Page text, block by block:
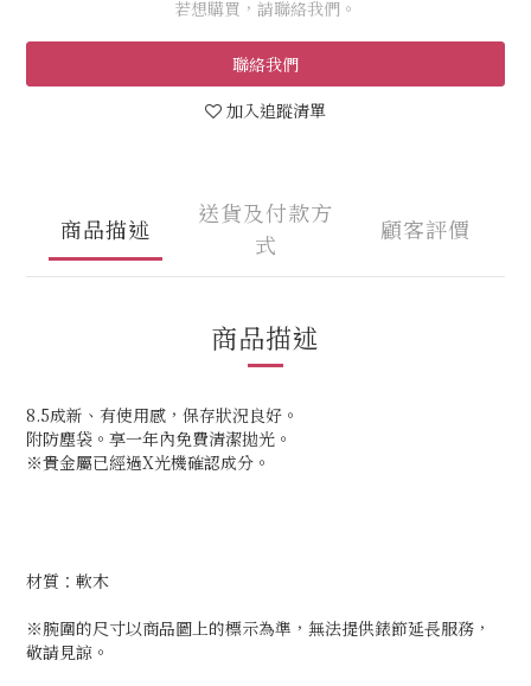
若想購買，請聯絡我們。
聯絡我們
加入追蹤清單
商品描述
送貨及付款方
式
顧客評價
商品描述
8.5成新、有使用感，保存狀況良好。
附防塵袋。享一年內免費清潔拋光。
※貴金屬已經過X光機確認成分。
材質：軟木
※腕圍的尺寸以商品圖上的標示為準，無法提供錶節延長服務，
敬請見諒。